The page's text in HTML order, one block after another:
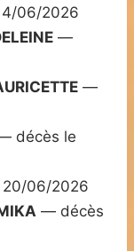
06/2026
—
—
décès le
06/2026
— décès